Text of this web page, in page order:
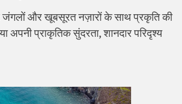
जंगलों और खूबसूरत नज़ारों के साथ प्रकृति की
अपनी प्राकृतिक सुंदरता, शानदार परिदृश्य